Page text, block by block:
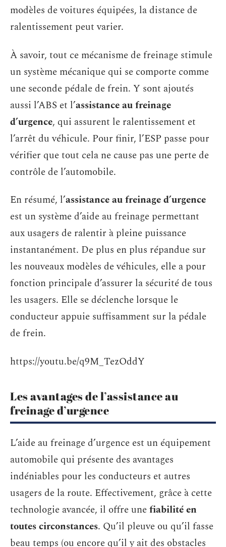
modèles de voitures équipées, la distance de
ralentissement peut varier.
À savoir, tout ce mécanisme de freinage stimule
un système mécanique qui se comporte comme
une seconde pédale de frein. Y sont ajoutés
aussi l’ABS et l’assistance au freinage
d’urgence, qui assurent le ralentissement et
l’arrêt du véhicule. Pour finir, l’ESP passe pour
vérifier que tout cela ne cause pas une perte de
contrôle de l’automobile.
En résumé, l’assistance au freinage d’urgence
est un système d’aide au freinage permettant
aux usagers de ralentir à pleine puissance
instantanément. De plus en plus répandue sur
les nouveaux modèles de véhicules, elle a pour
fonction principale d’assurer la sécurité de tous
les usagers. Elle se déclenche lorsque le
conducteur appuie suffisamment sur la pédale
de frein.
https://youtu.be/q9M_TezOddY
Les avantages de l’assistance au
freinage d’urgence
L’aide au freinage d’urgence est un équipement
automobile qui présente des avantages
indéniables pour les conducteurs et autres
usagers de la route. Effectivement, grâce à cette
technologie avancée, il offre unefiabilité en
toutes circonstances. Qu’il pleuve ou qu’il fasse
beau temps (ou encore qu’il y ait des obstacles